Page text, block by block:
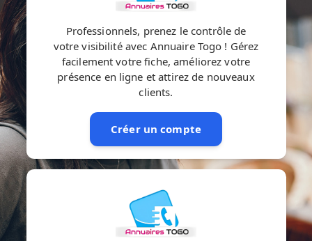
Professionnels, prenez le contrôle de
votre visibilité avec Annuaire Togo ! Gérez
facilement votre fiche, améliorez votre
présence en ligne et attirez de nouveaux
clients.
Créer un compte